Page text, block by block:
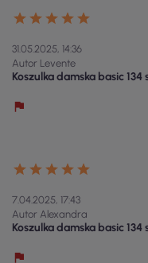
31.05.2025, 14:36
Autor Levente
Koszulka damska basic
7.04.2025, 17:43
Autor Alexandra
Koszulka damska basic